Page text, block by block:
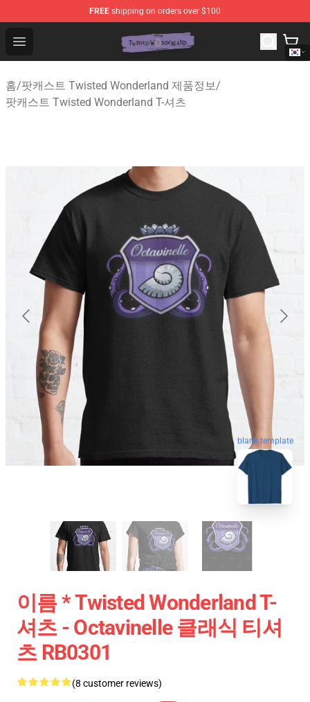
FREE shipping on orders over $100
Open menu
Twisted Wonderland Store - Official Twisted
홈/팟캐스트 Twisted Wonderland 제품정보/
팟캐스트 Twisted Wonderland T-셔츠
blank template
이름 * Twisted Wonderland T-
셔츠 - Octavinelle 클래식 티셔
츠 RB0301
(8 customer reviews)